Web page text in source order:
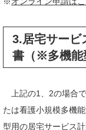
3.居宅サービ
書（※多機能
上記の1、2の場合
たは看護小規模多機
型用の居宅サービス